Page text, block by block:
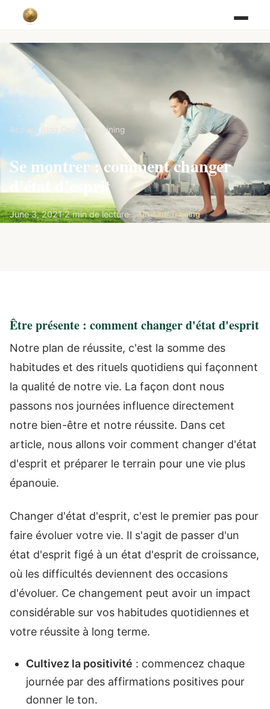
Accueil/ On-Line Training
Se montrer : comment changer
d'état d'esprit
June 3, 2021·2 min de lecture· On-Line Training
Être présente : comment changer d'état d'esprit
Notre plan de réussite, c'est la somme des
habitudes et des rituels quotidiens qui façonnent
la qualité de notre vie. La façon dont nous
passons nos journées influence directement
notre bien-être et notre réussite. Dans cet
article, nous allons voir comment changer d'état
d'esprit et préparer le terrain pour une vie plus
épanouie.
Changer d'état d'esprit, c'est le premier pas pour
faire évoluer votre vie. Il s'agit de passer d'un
état d'esprit figé à un état d'esprit de croissance,
où les difficultés deviennent des occasions
d'évoluer. Ce changement peut avoir un impact
considérable sur vos habitudes quotidiennes et
votre réussite à long terme.
Cultivez la positivité : commencez chaque
journée par des affirmations positives pour
donner le ton.